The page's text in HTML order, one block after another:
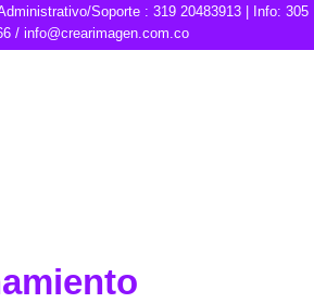
Soporte : 319 20483913 | Info: 305
/ info@crearimagen.com.co